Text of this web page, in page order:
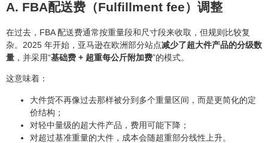
A. FBA配送费（Fulfillment fee）调整
在过去，FBA 配送费通常按重量段和尺寸段来收取，但规则比较复
杂。2025 年开始，亚马逊在欧洲部分站点减少了超大件产品的分级数
量 ，并采用“基础费 + 超重每公斤附加费”的模式。
这意味着：
大件货不再像过去那样被分到多个重量区间，而是更简化的定
价结构；
对轻中量级的超大件产品，费用可能下降；
对超过基准重量的大件，成本会随超重部分线性上升。